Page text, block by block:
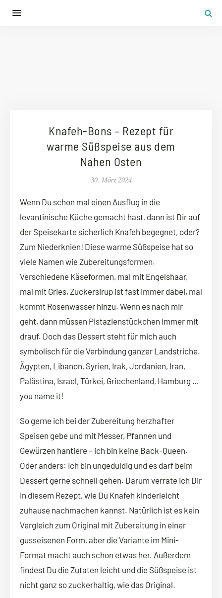
Knafeh-Bons – Rezept für
warme Süßspeise aus dem
Nahen Osten
30. März 2024
Wenn Du schon mal einen Ausflug in die
levantinische Küche gemacht hast, dann ist Dir auf
der Speisekarte sicherlich Knafeh begegnet, oder?
Zum Niederknien! Diese warme Süßspeise hat so
viele Namen wie Zubereitungsformen.
Verschiedene Käseformen, mal mit Engelshaar,
mal mit Gries, Zuckersirup ist fast immer dabei, mal
kommt Rosenwasser hinzu. Wenn es nach mir
geht, dann müssen Pistazienstückchen immer mit
drauf. Doch das Dessert steht für mich auch
symbolisch für die Verbindung ganzer Landstriche.
Ägypten, Libanon, Syrien, Irak, Jordanien, Iran,
Palästina, Israel, Türkei, Griechenland, Hamburg …
you name it!
So gerne ich bei der Zubereitung herzhafter
Speisen gebe und mit Messer, Pfannen und
Gewürzen hantiere – ich bin keine Back-Queen.
Oder anders: Ich bin ungeduldig und es darf beim
Dessert gerne schnell gehen. Darum verrate ich Dir
in diesem Rezept, wie Du Knafeh kinderleicht
zuhause nachmachen kannst. Natürlich ist es kein
Vergleich zum Original mit Zubereitung in einer
gusseisenen Form, aber die Variante im Mini-
Format macht auch schon etwas her. Außerdem
findest Du die Zutaten leicht und die Süßspeise ist
nicht ganz so zuckerhaltig, wie das Original.